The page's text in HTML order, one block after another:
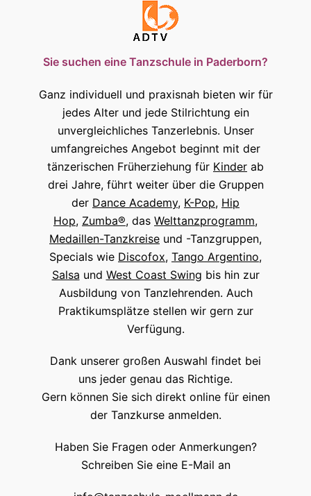
Sie suchen eine Tanzschule in Paderborn?
Ganz individuell und praxisnah bieten wir für
jedes Alter und jede Stilrichtung ein
unvergleichliches Tanzerlebnis. Unser
umfangreiches Angebot beginnt mit der
tänzerischen Früherziehung für Kinder ab
drei Jahre, führt weiter über die Gruppen
der Dance Academy, K-Pop, Hip
Hop, Zumba®, das Welttanzprogramm,
Medaillen-Tanzkreise und -Tanzgruppen,
Specials wie Discofox, Tango Argentino,
Salsa und West Coast Swing bis hin zur
Ausbildung von Tanzlehrenden. Auch
Praktikumsplätze stellen wir gern zur
Verfügung.
Dank unserer großen Auswahl findet bei
uns jeder genau das Richtige.
Gern können Sie sich direkt online für einen
der Tanzkurse anmelden.
Haben Sie Fragen oder Anmerkungen?
Schreiben Sie eine E-Mail an